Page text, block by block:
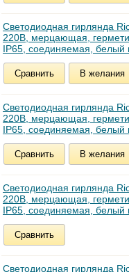
Светодиодная гирлянда
220В, мерцающая,
IP65, соединяемая, белый
Сравнить В желания
Светодиодная гирлянда
220В, мерцающая,
IP65, соединяемая, белый
Сравнить В желания
Светодиодная гирлянда
220В, мерцающая,
IP65, соединяемая, белый
Сравнить
Светодиодная гирлянда